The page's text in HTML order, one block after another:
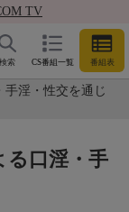
TV
CS番組一覧 番組表
検索
淫・性交を通じ
る口淫・手